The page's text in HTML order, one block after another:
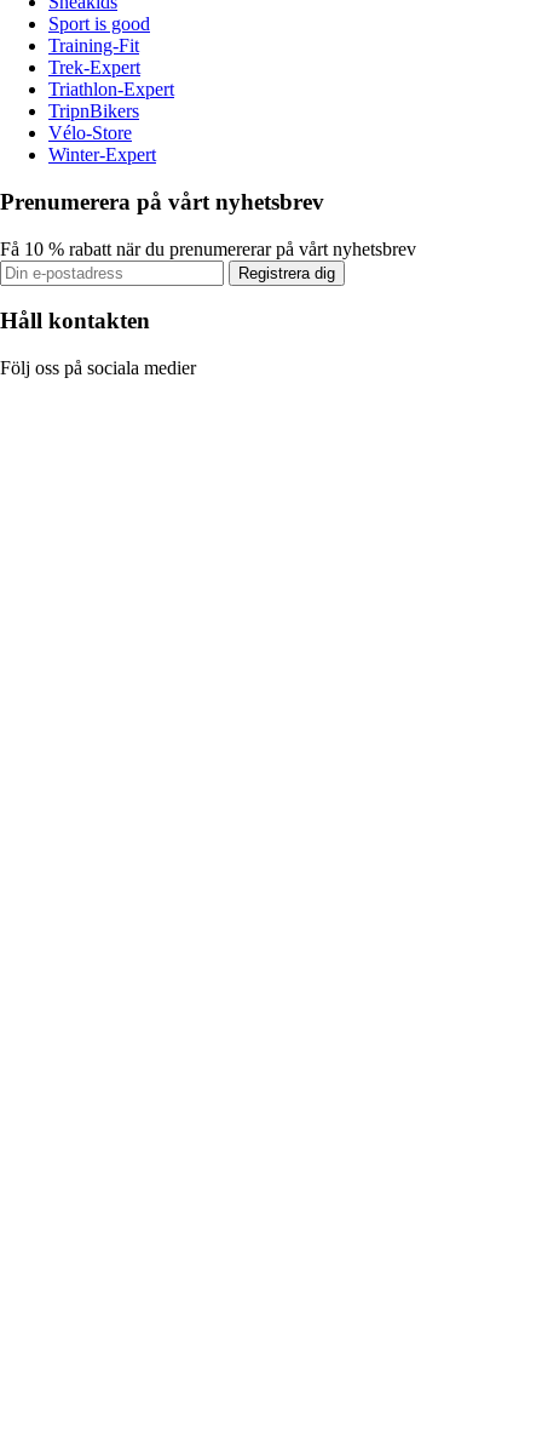
Sport is good
Training-Fit
Trek-Expert
Triathlon-Expert
TripnBikers
Vélo-Store
Winter-Expert
Prenumerera på vårt nyhetsbrev
Få 10 % rabatt när du prenumererar på vårt nyhetsbrev
Registrera dig
Håll kontakten
Följ oss på sociala medier